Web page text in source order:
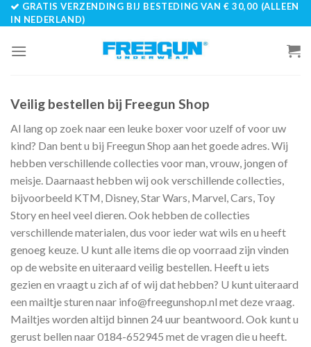
Skip
to
GRATIS VERZENDING BIJ BESTEDING VAN € 30,00 (ALLEEN
IN NEDERLAND)
Veilig bestellen bij Freegun Shop
Al lang op zoek naar een leuke boxer voor uzelf of voor uw
kind? Dan bent u bij Freegun Shop aan het goede adres. Wij
hebben verschillende collecties voor man, vrouw, jongen of
meisje. Daarnaast hebben wij ook verschillende collecties,
bijvoorbeeld KTM, Disney, Star Wars, Marvel, Cars, Toy
Story en heel veel dieren. Ook hebben de collecties
verschillende materialen, dus voor ieder wat wils en u heeft
genoeg keuze. U kunt alle items die op voorraad zijn vinden
op de website en uiteraard veilig bestellen. Heeft u iets
gezien en vraagt u zich af of wij dat hebben? U kunt uiteraard
een mailtje sturen naar info@freegunshop.nl met deze vraag.
Mailtjes worden altijd binnen 24 uur beantwoord. Ook kunt u
gerust bellen naar 0184-652945 met de vragen die u heeft.